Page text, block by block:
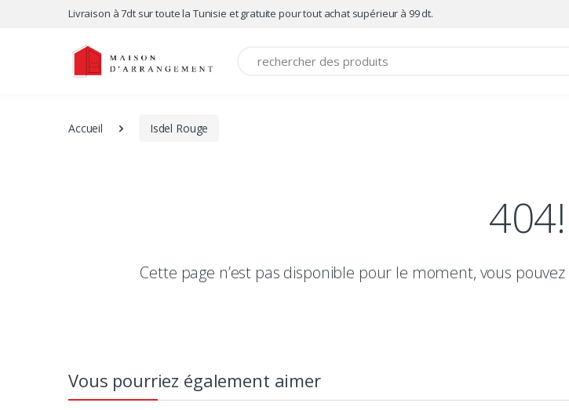
Livraison à 7dt sur toute la Tunisie et gratuite pour tout achat supérieur à 99 dt.
Recherche
Accueil Isdel Rouge
404!
Cette page n’est pas disponible pour le moment, vous
Vous pourriez également aimer